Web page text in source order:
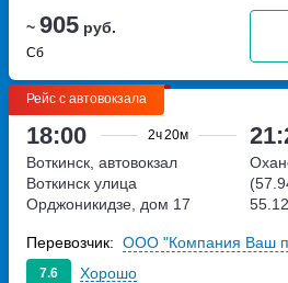
~ 905 руб.
Сб
Рейс с автовокзала
18:00 2ч20м
Воткинск, автовокзал
Воткинск улица
Орджоникидзе, дом 17
7.6 Хорошо
Перевозчик: ООО "Компания Ваш